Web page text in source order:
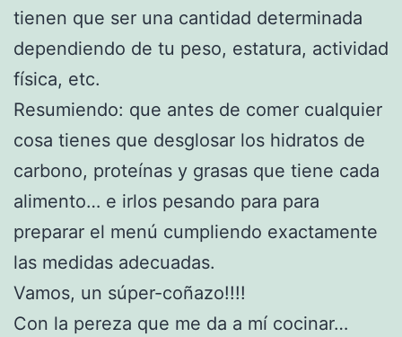
tienen que ser una cantidad determinada
dependiendo de tu peso, estatura, actividad
física, etc.
Resumiendo: que antes de comer cualquier
cosa tienes que desglosar los hidratos de
carbono, proteínas y grasas que tiene cada
alimento… e irlos pesando para para
preparar el menú cumpliendo exactamente
las medidas adecuadas.
Vamos, un súper-coñazo!!!!
Con la pereza que me da a mí cocinar…